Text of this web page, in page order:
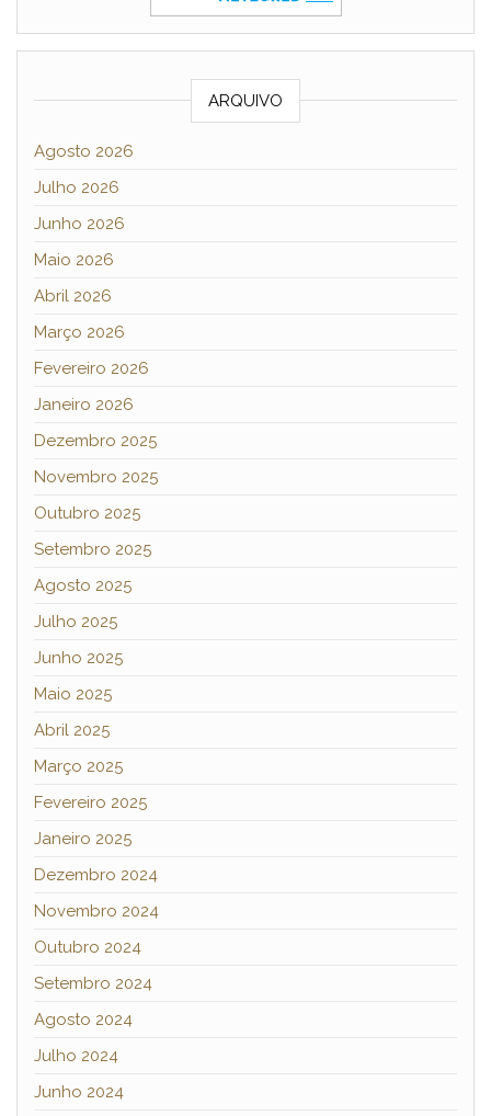
ARQUIVO
Agosto 2026
Julho 2026
Junho 2026
Maio 2026
Abril 2026
Março 2026
Fevereiro 2026
Janeiro 2026
Dezembro 2025
Novembro 2025
Outubro 2025
Setembro 2025
Agosto 2025
Julho 2025
Junho 2025
Maio 2025
Abril 2025
Março 2025
Fevereiro 2025
Janeiro 2025
Dezembro 2024
Novembro 2024
Outubro 2024
Setembro 2024
Agosto 2024
Julho 2024
Junho 2024